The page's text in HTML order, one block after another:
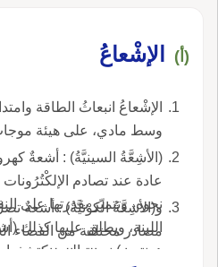
(أ) الإشْعاعُ
الإشْعاعُ انبعاثُ الطاقة
وسط مادي، على هيئة موجات
(الأشِعَّةُ السينيَّةُ) : أشعةٌ
عادة عند تصادم
نحوه، وتتميّز بقدرتها على
اللينة، ويطلق عليها كذلك
رونتجن) نسبة إلى مكتشفها.
و(الأشِعَّةُ الكوْنيَّةُ) : أشعةٌ
مصادر مختلفة من الفضاء
جُسميات عالية الطاقة